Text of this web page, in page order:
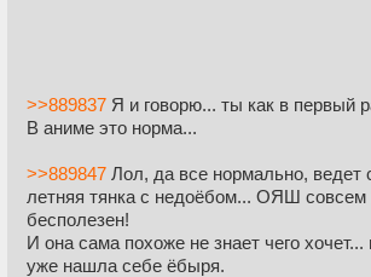
>>889837 Я и говорю... ты как в первый
В аниме это норма...
>>889847 Лол, да все нормально, ведет
летняя тянка с недоёбом... ОЯШ совсем
бесполезен!
И она сама похоже не знает чего
уже нашла себе ёбыря.